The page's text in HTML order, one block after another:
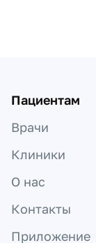
Пациентам
Врачи
Клиники
О нас
Контакты
Приложение